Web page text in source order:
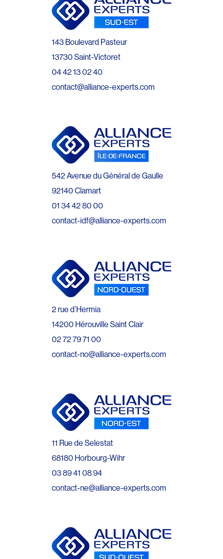
143 Boulevard Pasteur
13730 Saint-Victoret
04 42 13 02 40
contact@alliance-experts.com
542 Avenue du Général de Gaulle
92140 Clamart
01 34 42 80 00
contact-idf@alliance-experts.com
2 rue d’Hermia
14200 Hérouville Saint Clair
02 72 79 71 00
contact-no@alliance-experts.com
11 Rue de Selestat
68180 Horbourg-Wihr
03 89 41 08 94
contact-ne@alliance-experts.com